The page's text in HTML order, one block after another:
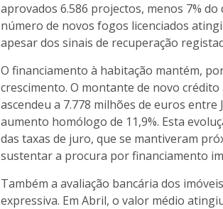
aprovados 6.586 projectos, menos 7%
número de novos fogos licenciados
apesar dos sinais de recuperação
O financiamento à habitação mantém,
crescimento. O montante de novo
ascendeu a 7.778 milhões de euros
aumento homólogo de 11,9%. Esta
das taxas de juro, que se mantiveram
sustentar a procura por financiamento
Também a avaliação bancária dos
expressiva. Em Abril, o valor médio